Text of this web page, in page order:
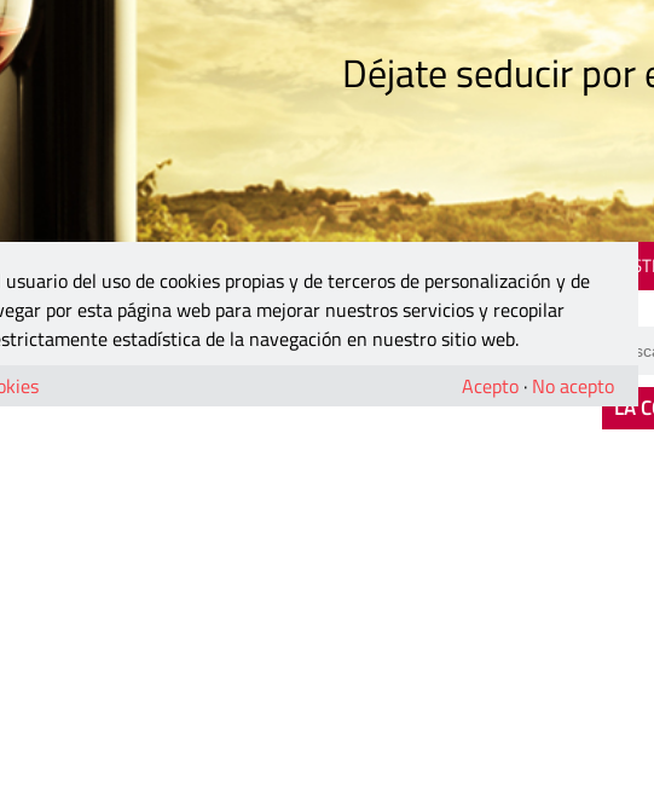
Déjate seducir por
LA
del uso de cookies propias y de terceros de personalización y de
por esta página web para mejorar nuestros servicios y recopilar
estadística de la navegación en nuestro sitio web.
Acepto · No acepto